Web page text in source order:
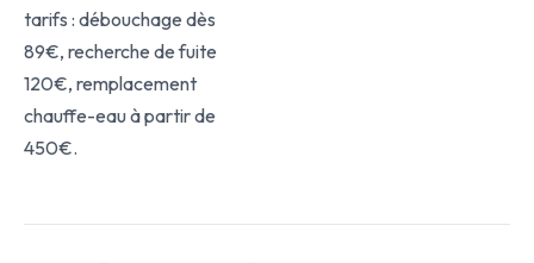
tarifs : débouchage dès
89€, recherche de fuite
120€, remplacement
chauffe-eau à partir de
450€.